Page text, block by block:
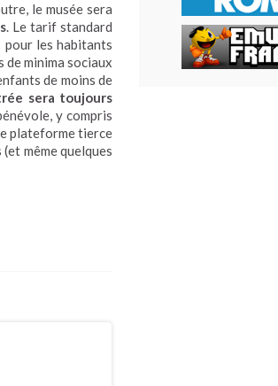
le musée sera
. Le tarif standard
pour les habitants
de minima sociaux
de moins de
sera toujours
y compris
plateforme tierce
même quelques